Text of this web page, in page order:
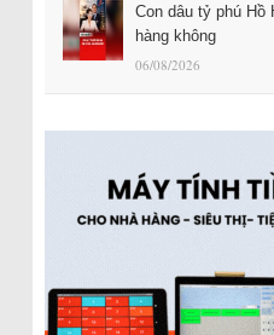
Con dâu tỷ phú Hồ
hàng không
06/08/2026